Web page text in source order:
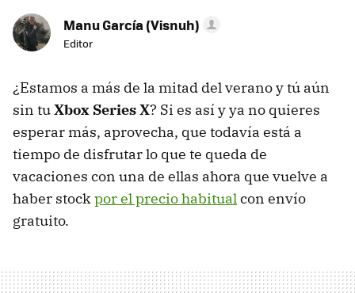
Manu García (Visnuh)
Editor
¿Estamos a más de la mitad del verano y tú aún
sin tuXbox Series X? Si es así y ya no quieres
esperar más, aprovecha, que todavía está a
tiempo de disfrutar lo que te queda de
vacaciones con una de ellas ahora que vuelve a
haber stockpor el precio habitualcon envío
gratuito.